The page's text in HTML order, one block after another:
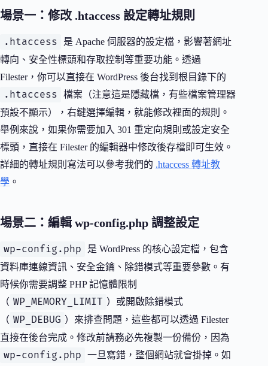
場景一：修改 .htaccess 設定轉址規則
.htaccess
是 Apache 伺服器的設定檔，影響著網址
轉向、安全性標頭和存取控制等重要功能。透過
Filester，你可以直接在 WordPress 後台找到根目錄下的
.htaccess
檔案（注意這是隱藏檔，有些檔案管理器
預設不顯示），右鍵選擇編輯，就能修改裡面的規則。
舉例來說，如果你需要加入 301 重定向規則或設定安全
標頭，直接在 Filester 的編輯器中修改後存檔即可生效。
詳細的轉址規則寫法可以參考我們的 .htaccess 轉址教
學 。
場景二：編輯 wp-config.php 調整設定
wp-config.php
是 WordPress 的核心設定檔，包含
資料庫連線資訊、安全金鑰、除錯模式等重要參數。有
時候你需要調整 PHP 記憶體限制
（ WP_MEMORY_LIMIT ）或開啟除錯模式
（ WP_DEBUG ）來排查問題，這些都可以透過 Filester
直接在後台完成。修改前請務必先複製一份備份，因為
wp-config.php
一旦寫錯，整個網站就會掛掉。如